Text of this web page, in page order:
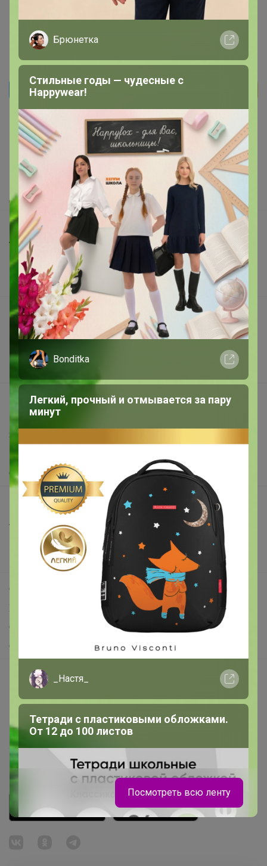
Показаны записи из
Как здесь все устроено?
Как сделать заказ?
Как получить?
Доставка
Шоурумы
Торговые марки
Наша команда
В наличии
Подарочные сертификаты
Реклама на сайте
Поставщикам
Вакансии
support@24-ok.ru
Написать в поддержку
Защита покупателя
Помощь
О нас
Все предложения
Анонсы
Новости
Поддержка альпак
Самое выгодное
Хиты продаж
Самое желанное
Самое быстрое
Начать зарабатывать с 24-ok
Picabox.ru - Лучшее место для ваших изображений
Розыгрыш - Генератор случайных чисел
Пульс нашего маркетплейса
Укорачиватель ссылок
Брюнетка
Стильные годы — чудесные с
Happywear!
Bonditka
Легкий, прочный и отмывается за пару
минут
_Настя_
Тетради с пластиковыми обложками.
От 12 до 100 листов
Посмотреть всю ленту